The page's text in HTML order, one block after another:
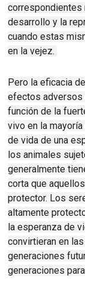
desarrollo y la
cuando estas
en la vejez.
Pero la eficacia
efectos adversos
función de la
vivo en la
de vida de una
los animales
generalmente
corta que
protector. Los
altamente
la esperanza de
convirtieran en
generaciones
generaciones